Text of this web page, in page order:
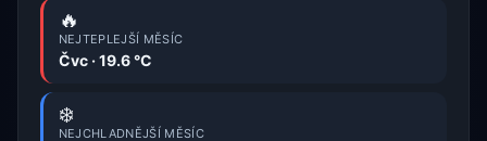
🔥
NEJTEPLEJŠÍ MĚSÍC
Čvc · 19.6 °C
❄️
NEJCHLADNĚJŠÍ MĚSÍC